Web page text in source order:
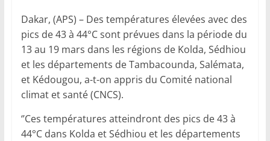
Dakar, (APS) – Des températures élevées avec des
pics de 43 à 44°C sont prévues dans la période du
13 au 19 mars dans les régions de Kolda, Sédhiou
et les départements de Tambacounda, Salémata,
et Kédougou, a-t-on appris du Comité national
climat et santé (CNCS).
‘’Ces températures atteindront des pics de 43 à
44°C dans Kolda et Sédhiou et les départements